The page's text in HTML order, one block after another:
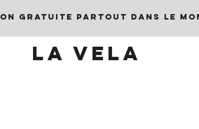
GRATUITE PARTOUT DANS LE
LA VELA